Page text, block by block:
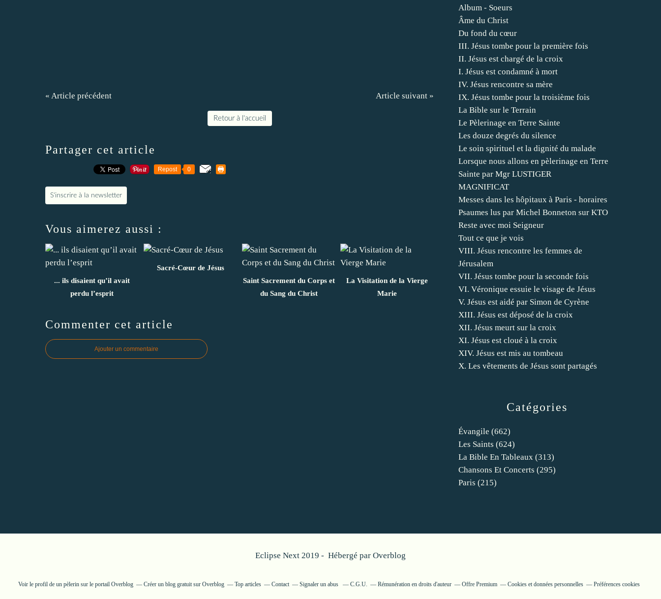
« Article précédent Article suivant »
Retour à l'accueil
Partager cet article
Repost 0
S'inscrire à la newsletter
Vous aimerez aussi :
... ils disaient qu’il avait
perdu l’esprit
Sacré-Cœur de Jésus
Saint Sacrement du Corps et
du Sang du Christ
La Visitation de la Vierge
Marie
Commenter cet article
Ajouter un commentaire
Catégories
Évangile (662)
Les Saints (624)
La Bible En Tableaux (313)
Chansons Et Concerts (295)
Paris (215)
Album - Soeurs
Âme du Christ
Du fond du cœur
III. Jésus tombe pour la première fois
II. Jésus est chargé de la croix
I. Jésus est condamné à mort
IV. Jésus rencontre sa mère
IX. Jésus tombe pour la troisième fois
La Bible sur le Terrain
Le Pèlerinage en Terre Sainte
Les douze degrés du silence
Le soin spirituel et la dignité du malade
Lorsque nous allons en pèlerinage en Terre
Sainte par Mgr LUSTIGER
MAGNIFICAT
Messes dans les hôpitaux à Paris - horaires
Psaumes lus par Michel Bonneton sur KTO
Reste avec moi Seigneur
Tout ce que je vois
VIII. Jésus rencontre les femmes de
Jérusalem
VII. Jésus tombe pour la seconde fois
VI. Véronique essuie le visage de Jésus
V. Jésus est aidé par Simon de Cyrène
XIII. Jésus est déposé de la croix
XII. Jésus meurt sur la croix
XI. Jésus est cloué à la croix
XIV. Jésus est mis au tombeau
X. Les vêtements de Jésus sont partagés
Eclipse Next 2019 - Hébergé par Overblog
Voir le profil de un pèlerin sur le portail Overblog Créer un blog gratuit sur Overblog Top articles Contact Signaler un abus C.G.U. Rémunération en droits d'auteur Offre Premium Cookies et données personnelles Préférences cookies